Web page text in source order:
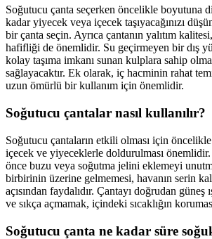
Soğutucu çanta seçerken öncelikle boyutuna
kadar yiyecek veya içecek taşıyacağınızı
bir çanta seçin. Ayrıca çantanın yalıtım
hafifliği de önemlidir. Su geçirmeyen bir dış
kolay taşıma imkanı sunan kulplara sahip
sağlayacaktır. Ek olarak, iç hacminin rahat
uzun ömürlü bir kullanım için önemlidir.
Soğutucu çantalar nasıl kullanılır?
Soğutucu çantaların etkili olması için
içecek ve yiyeceklerle doldurulması
önce buzu veya soğutma jelini eklemeyi
birbirinin üzerine gelmemesi, havanın serin
açısından faydalıdır. Çantayı doğrudan güneş
ve sıkça açmamak, içindeki sıcaklığın
Soğutucu çanta ne kadar süre